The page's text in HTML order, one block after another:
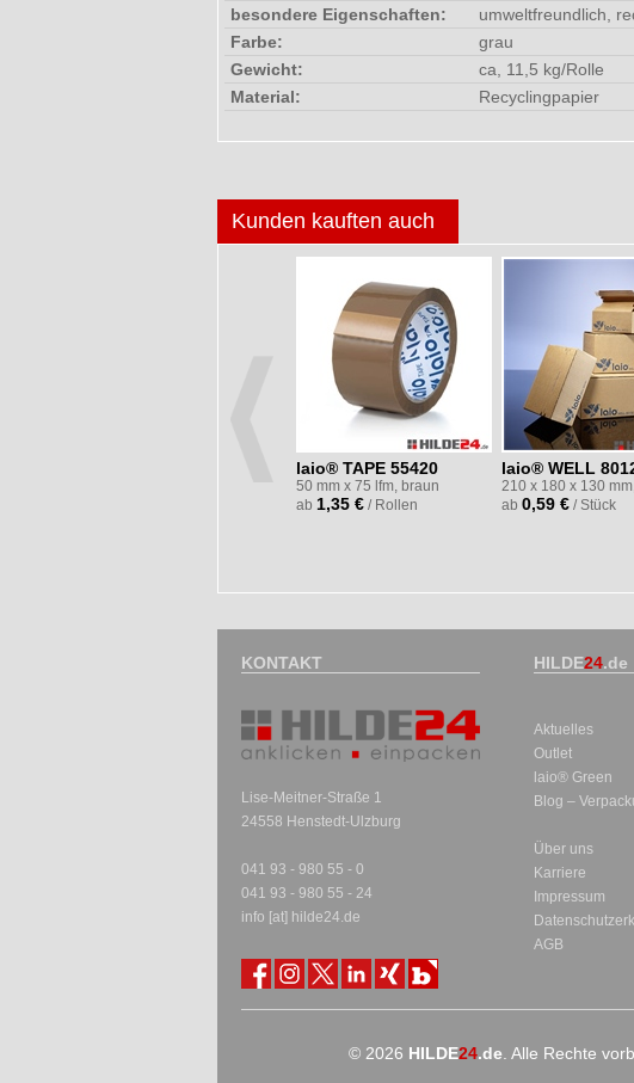
besondere Eigenschaften:
umweltfreundlich,
Farbe:
grau
Gewicht:
ca, 11,5 kg/Rolle
Material:
Recyclingpapier
Kunden kauften auch
laio® TAPE 55420
50 mm x 75 lfm, braun
ab 1,35 € / Rollen
laio® WELL
210 x 180 x 130
ab 0,59 € / Stück
KONTAKT
Lise-Meitner-Straße 1
24558 Henstedt-Ulzburg
041 93 - 980 55 - 0
041 93 - 980 55 - 24
info [at] hilde24.de
HILDE24.de
Aktuelles
Outlet
laio® Green
Blog –
Über uns
Karriere
Impressum
AGB
© 2026 HILDE24.de . Alle Rechte